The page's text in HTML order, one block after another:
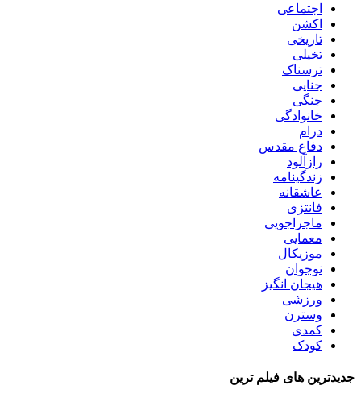
اجتماعی
اکشن
تاریخی
تخیلی
ترسناک
جنایی
جنگی
خانوادگی
درام
دفاع مقدس
رازآلود
زندگینامه
عاشقانه
فانتزی
ماجراجویی
معمایی
موزیکال
نوجوان
هیجان انگیز
ورزشی
وسترن
کمدی
کودک
جدیدترین های فیلم ترین